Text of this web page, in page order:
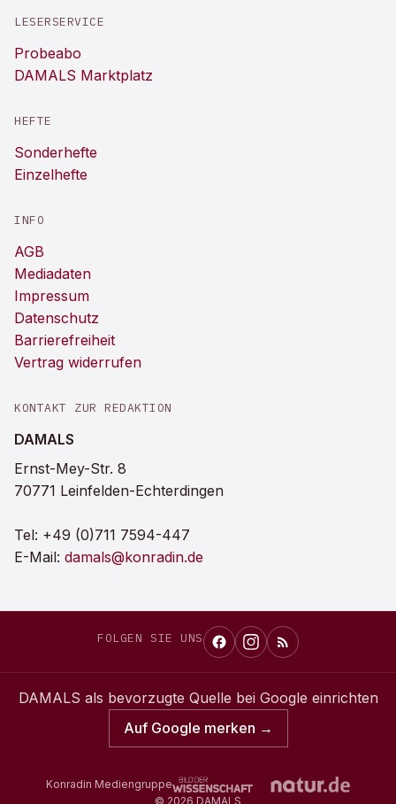
LESERSERVICE
Probeabo
DAMALS Marktplatz
HEFTE
Sonderhefte
Einzelhefte
INFO
AGB
Mediadaten
Impressum
Datenschutz
Barrierefreiheit
Vertrag widerrufen
KONTAKT ZUR REDAKTION
DAMALS
Ernst-Mey-Str. 8
70771 Leinfelden-Echterdingen
Tel: +49 (0)711 7594-447
E-Mail: damals@konradin.de
FOLGEN SIE UNS
DAMALS als bevorzugte Quelle bei Google einrichten
Auf Google merken →
Konradin Mediengruppe
© 2026 DAMALS